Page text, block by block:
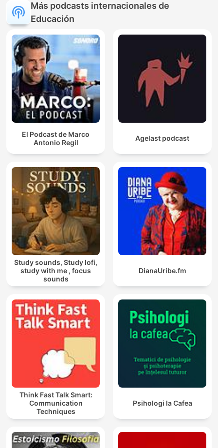
Más podcasts internacionales de
Educación
El Podcast de Marco
Antonio Regil
Agelast podcast
Study sounds, Study lofi,
study with me , focus
sounds
DianaUribe.fm
Think Fast Talk Smart:
Communication
Techniques
Psihologi la Cafea